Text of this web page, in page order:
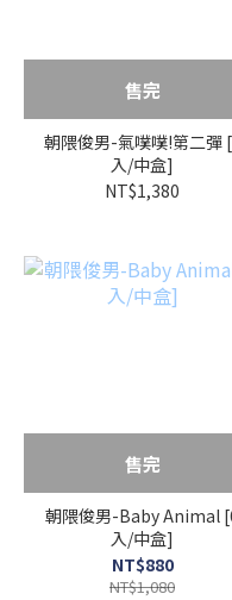
售完
朝隈俊男-氣噗噗!第二彈
入/中盒]
NT$1,380
售完
朝隈俊男-Baby Animal
入/中盒]
NT$880
NT$1,080